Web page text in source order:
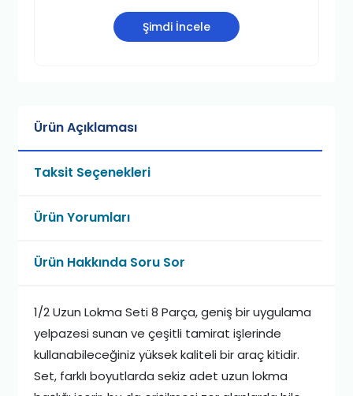
Şimdi İncele
Ürün Açıklaması
Taksit Seçenekleri
Ürün Yorumları
Ürün Hakkında Soru Sor
1/2 Uzun Lokma Seti 8 Parça, geniş bir uygulama
yelpazesi sunan ve çeşitli tamirat işlerinde
kullanabileceğiniz yüksek kaliteli bir araç kitidir.
Set, farklı boyutlarda sekiz adet uzun lokma